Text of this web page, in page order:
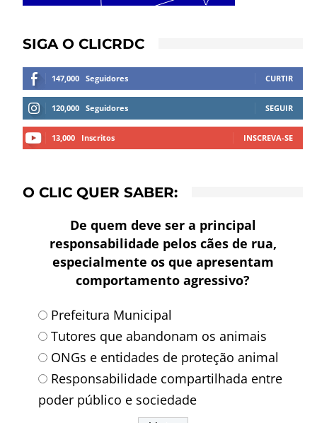
SIGA O CLICRDC
147,000 Seguidores CURTIR
120,000 Seguidores SEGUIR
13,000 Inscritos INSCREVA-SE
O CLIC QUER SABER:
De quem deve ser a principal
responsabilidade pelos cães de rua,
especialmente os que apresentam
comportamento agressivo?
Prefeitura Municipal
Tutores que abandonam os animais
ONGs e entidades de proteção animal
Responsabilidade compartilhada entre
poder público e sociedade